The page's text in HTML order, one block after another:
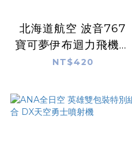
北海道航空 波音767
寶可夢伊布迴力飛機玩
具
NT$420